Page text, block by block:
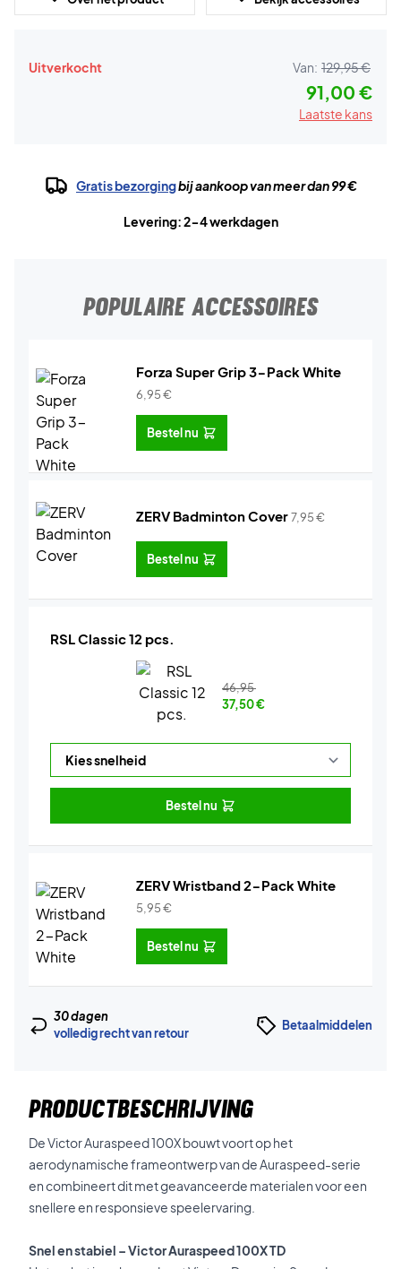
Uitverkocht Van: 129,95 €
91,00 €
Laatste kans
Gratis bezorgingbij aankoop van meer dan 99 €
Levering: 2-4 werkdagen
POPULAIRE ACCESSOIRES
Forza Super Grip 3-Pack White
6,95€
Bestel nu
ZERV Badminton Cover7,95€
Bestel nu
RSL Classic 12 pcs.
46,95
37,50€
Bestel nu
ZERV Wristband 2-Pack White
5,95€
Bestel nu
30 dagen
volledig recht van retour
Betaalmiddelen
PRODUCTBESCHRIJVING
De Victor Auraspeed 100X bouwt voort op het
aerodynamische frameontwerp van de Auraspeed-serie
en combineert dit met geavanceerde materialen voor een
snellere en responsieve speelervaring.
Snel en stabiel – Victor Auraspeed 100X TD